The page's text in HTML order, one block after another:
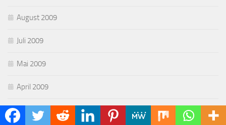
August 2009
Juli 2009
Mai 2009
April 2009
März 2009